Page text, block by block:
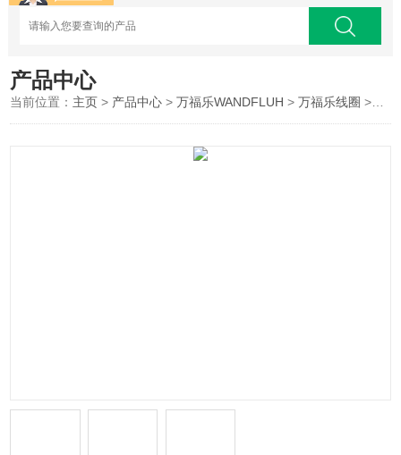
产品中心
当前位置： 主页 > 产品中心 >万福乐WANDFLUH >万福乐线圈 >WANDFLUH万福乐电磁线圈